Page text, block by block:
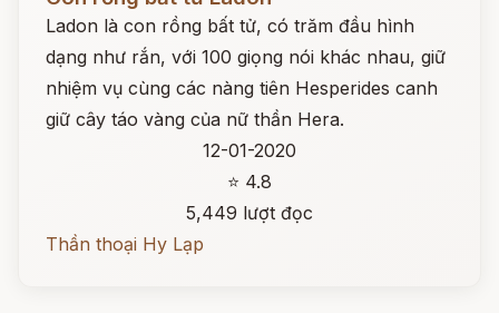
Ladon là con rồng bất tử, có trăm đầu hình
dạng như rắn, với 100 giọng nói khác nhau, giữ
nhiệm vụ cùng các nàng tiên Hesperides canh
giữ cây táo vàng của nữ thần Hera.
12-01-2020
⭐ 4.8
5,449 lượt đọc
Thần thoại Hy Lạp